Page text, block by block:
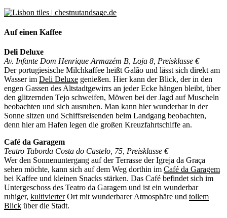
Auf einen Kaffee
Deli Deluxe
Av. Infante Dom Henrique Armazém B, Loja 8, Preisklasse €
Der portugiesische Milchkaffee heißt Galão und lässt sich direkt am
Wasser im Deli Deluxe genießen. Hier kann der Blick, der in den
engen Gassen des Altstadtgewirrs an jeder Ecke hängen bleibt, über
den glitzernden Tejo schweifen, Möwen bei der Jagd auf Muscheln
beobachten und sich ausruhen. Man kann hier wunderbar in der
Sonne sitzen und Schiffsreisenden beim Landgang beobachten,
denn hier am Hafen legen die großen Kreuzfahrtschiffe an.
Café da Garagem
Teatro Taborda Costa do Castelo, 75, Preisklasse €
Wer den Sonnenuntergang auf der Terrasse der Igreja da Graça
sehen möchte, kann sich auf dem Weg dorthin im Café da Garagem
bei Kaffee und kleinen Snacks stärken. Das Café befindet sich im
Untergeschoss des Teatro da Garagem und ist ein wunderbar
ruhiger, kultivierterOrt mit wunderbarer Atmosphäre und tollem
Blick über die Stadt.